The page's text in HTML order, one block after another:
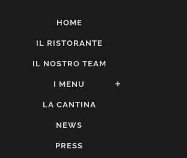
HOME
IL RISTORANTE
IL NOSTRO TEAM
I MENU
LA CANTINA
NEWS
PRESS